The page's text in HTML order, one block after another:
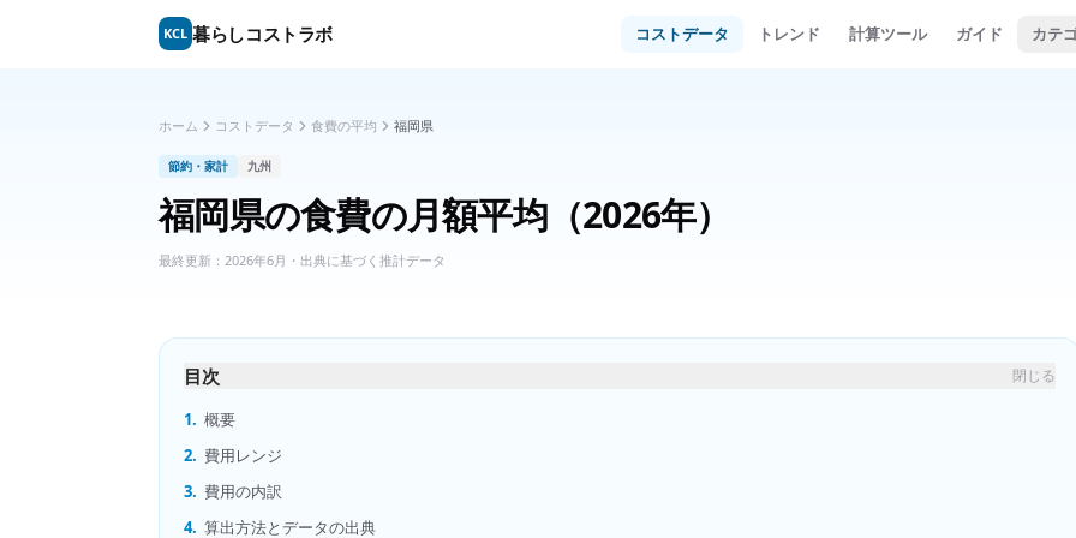
KCL 暮らしコストラボ コストデータ トレンド 計算ツール ガイド カテ
ホーム コストデータ 食費の平均 福岡県
節約・家計 九州
福岡県の食費の月額平均（2026年）
最終更新： 2026年6月 ・出典に基づく推計データ
目次 閉じる
1. 概要
2. 費用レンジ
3. 費用の内訳
4. 算出方法とデータの出典